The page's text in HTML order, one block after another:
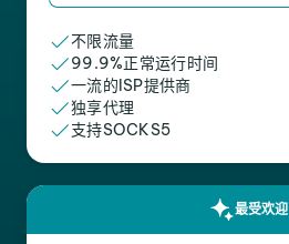
不限流量
99.9%正常运行时间
一流的ISP提供商
独享代理
支持SOCKS5
最受欢迎